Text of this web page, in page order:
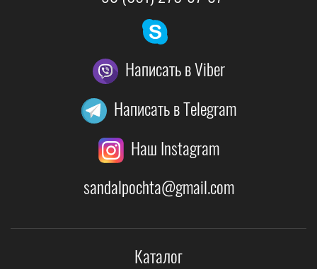
Написать в Viber
Написать в Telegram
Наш Instagram
sandalpochta@gmail.com
Каталог